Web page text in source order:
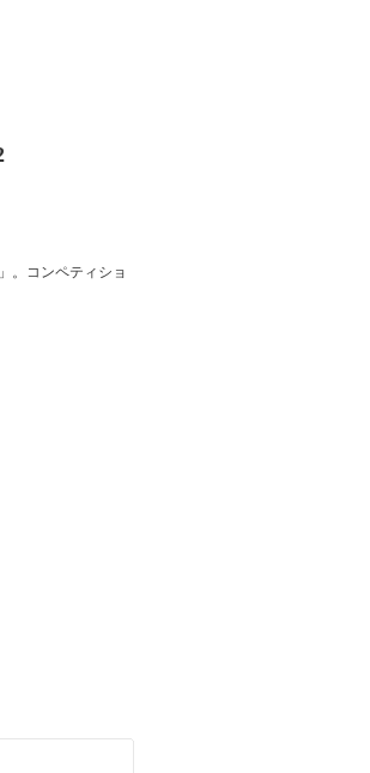
。コンペティショ